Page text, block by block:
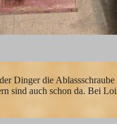
Dinger die Ablassschraube
sind auch schon da. Bei